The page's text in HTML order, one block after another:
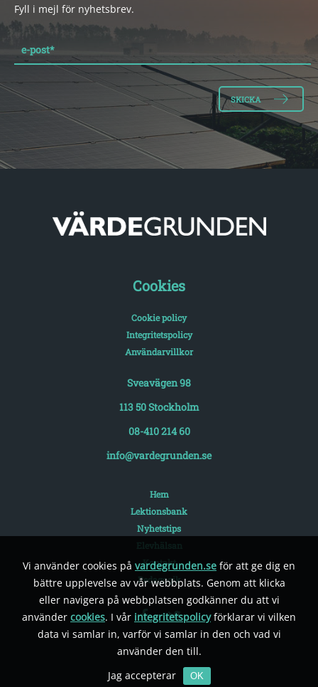
Vi använder cookies på vardegrunden.se för att ge dig en
bättre upplevelse av vår webbplats. Genom att klicka
eller navigera på webbplatsen godkänner du att vi
använder cookies. I vår integritetspolicyförklarar vi vilken
data vi samlar in, varför vi samlar in den och vad vi
använder den till.
Jag accepterar
OK
Fyll i mejl för nyhetsbrev.
e-post*
Cookies
Cookie policy
Integritetspolicy
Användarvillkor
Sveavägen 98
113 50 Stockholm
08-410 214 60
info@vardegrunden.se
Hem
Lektionsbank
Nyhetstips
Kontakt
Pedagogik